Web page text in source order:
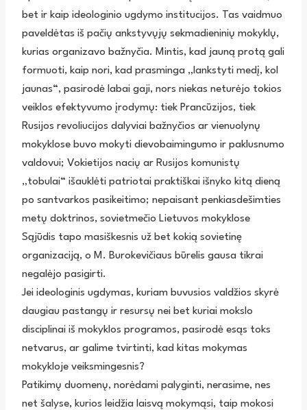
bet ir kaip ideologinio ugdymo institucijos. Tas vaidmuo
paveldėtas iš pačių ankstyvųjų sekmadieninių mokyklų,
kurias organizavo bažnyčia. Mintis, kad jauną protą gali
formuoti, kaip nori, kad prasminga „lankstyti medį, kol
jaunas“, pasirodė labai gaji, nors niekas neturėjo tokios
veiklos efektyvumo įrodymų: tiek Prancūzijos, tiek
Rusijos revoliucijos dalyviai bažnyčios ar vienuolynų
mokyklose buvo mokyti dievobaimingumo ir paklusnumo
valdovui; Vokietijos nacių ar Rusijos komunistų
„tobulai“ išauklėti patriotai praktiškai išnyko kitą dieną
po santvarkos pasikeitimo; nepaisant penkiasdešimties
metų doktrinos, sovietmečio Lietuvos mokyklose
Sąjūdis tapo masiškesnis už bet kokią sovietinę
organizaciją, o M. Burokevičiaus būrelis gausa tikrai
negalėjo pasigirti.
Jei ideologinis ugdymas, kuriam buvusios valdžios skyrė
daugiau pastangų ir resursų nei bet kuriai mokslo
disciplinai iš mokyklos programos, pasirodė esąs toks
netvarus, ar galime tvirtinti, kad kitas mokymas
mokykloje veiksmingesnis?
Patikimų duomenų, norėdami palyginti, nerasime, nes
net šalyse, kurios leidžia laisvą mokymąsi, taip mokosi